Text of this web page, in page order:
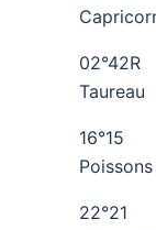
02°42R
Taureau
16°15
Poissons
22°21